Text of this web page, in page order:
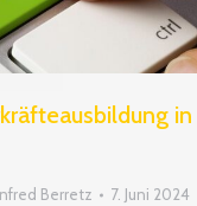
in
Berretz 7. Juni 2024